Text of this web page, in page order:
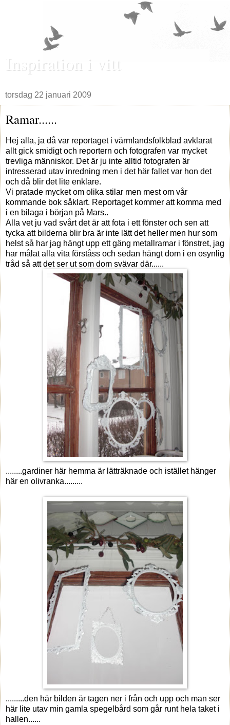
Inspiration i vitt
torsdag 22 januari 2009
Ramar......
Hej alla, ja då var reportaget i värmlandsfolkblad avklarat
allt gick smidigt och reportern och fotografen var mycket
trevliga människor. Det är ju inte alltid fotografen är
intresserad utav inredning men i det här fallet var hon det
och då blir det lite enklare.
Vi pratade mycket om olika stilar men mest om vår
kommande bok såklart. Reportaget kommer att komma med
i en bilaga i början på Mars..
Alla vet ju vad svårt det är att fota i ett fönster och sen att
tycka att bilderna blir bra är inte lätt det heller men hur som
helst så har jag hängt upp ett gäng metallramar i fönstret, jag
har målat alla vita förståss och sedan hängt dom i en osynlig
tråd så att det ser ut som dom svävar där......
........gardiner här hemma är lätträknade och istället hänger
här en olivranka.........
.........den här bilden är tagen ner i från och upp och man ser
här lite utav min gamla spegelbård som går runt hela taket i
hallen......